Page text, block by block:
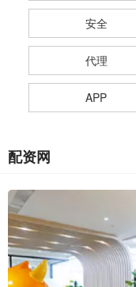
安全
代理
APP
配资网